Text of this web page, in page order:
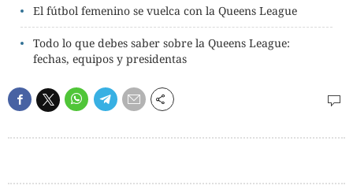
El fútbol femenino se vuelca con la Queens League
Todo lo que debes saber sobre la Queens League:
fechas, equipos y presidentas